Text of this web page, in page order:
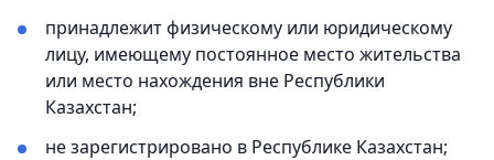
принадлежит физическому или юридическому
лицу, имеющему постоянное место жительства
или место нахождения вне Республики
Казахстан;
не зарегистрировано в Республике Казахстан;